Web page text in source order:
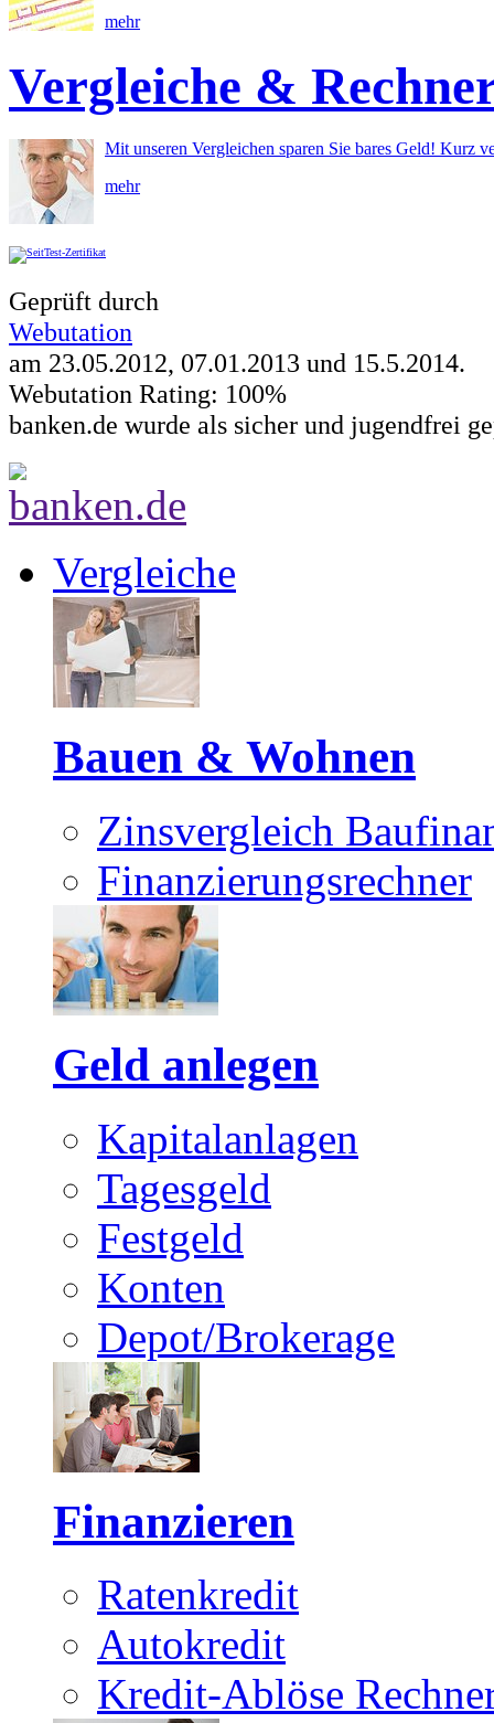
mehr
Vergleiche &
Mit unseren Vergleichen sparen Sie bares Geld! Kurz
mehr
Geprüft durch
Webutation
am 23.05.2012, 07.01.2013 und 15.5.2014.
Webutation Rating: 100%
banken.de wurde als sicher und jugendfrei
Vergleiche
Bauen & Wohnen
Zinsvergleich
Finanzierungsrechner
Geld anlegen
Kapitalanlagen
Tagesgeld
Festgeld
Konten
Depot/Brokerage
Finanzieren
Ratenkredit
Autokredit
Kredit-Ablöse